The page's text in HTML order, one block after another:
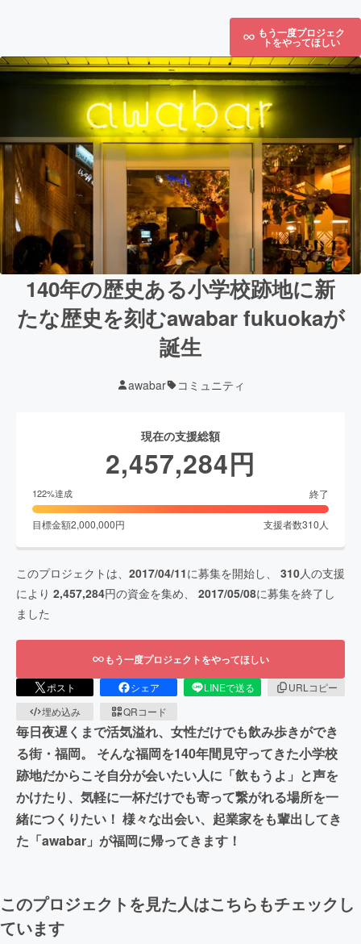
もう一度プロジェク
トをやってほしい
140年の歴史ある小学校跡地に新
たな歴史を刻むawabar fukuokaが
誕生
awabar コミュニティ
現在の支援総額
2,457,284円
122%達成 終了
目標金額2,000,000円 支援者数310 人
このプロジェクトは、 2017/04/11に募集を開始し、 310人の支援
により 2,457,284円の資金を集め、 2017/05/08に募集を終了し
ました
もう一度プロジェクトをやってほしい
ポスト シェア LINEで送る
URLコピー
埋め込み
QRコード
毎日夜遅くまで活気溢れ、女性だけでも飲み歩きができ
る街・福岡。 そんな福岡を140年間見守ってきた小学校
跡地だからこそ自分が会いたい人に「飲もうよ」と声を
かけたり、気軽に一杯だけでも寄って繋がれる場所を一
緒につくりたい！ 様々な出会い、起業家をも輩出してき
た「awabar」が福岡に帰ってきます！
このプロジェクトを見た人はこちらもチェックし
ています